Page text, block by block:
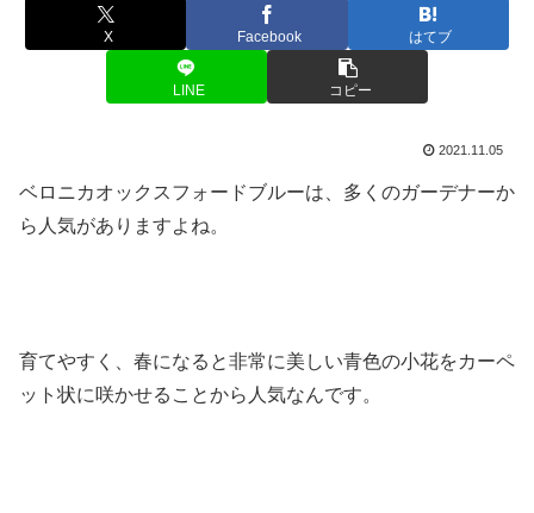
X Facebook はてブ
LINE コピー
2021.11.05
ベロニカオックスフォードブルーは、多くのガーデナーか
ら人気がありますよね。
育てやすく、春になると非常に美しい青色の小花をカーペ
ット状に咲かせることから人気なんです。